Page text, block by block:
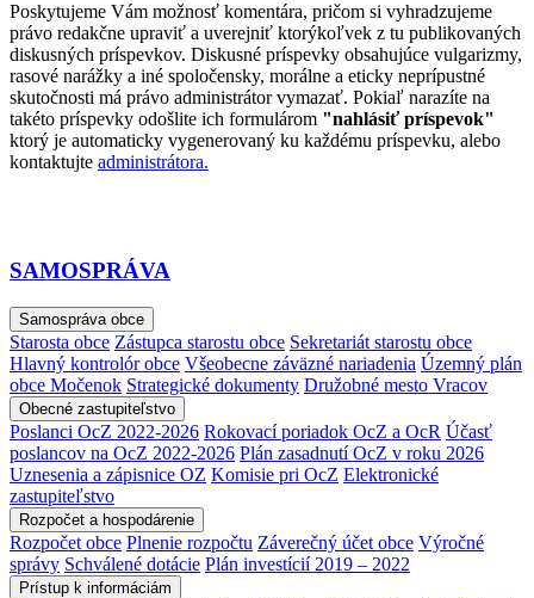
Poskytujeme Vám možnosť komentára, pričom si vyhradzujeme
právo redakčne upraviť a uverejniť ktorýkoľvek z tu publikovaných
diskusných príspevkov. Diskusné príspevky obsahujúce vulgarizmy,
rasové narážky a iné spoločensky, morálne a eticky neprípustné
skutočnosti má právo administrátor vymazať. Pokiaľ narazíte na
takéto príspevky odošlite ich formulárom "nahlásiť príspevok"
ktorý je automaticky vygenerovaný ku každému príspevku, alebo
kontaktujte administrátora.
SAMOSPRÁVA
Samospráva obce
Starosta obce Zástupca starostu obce Sekretariát starostu obce
Hlavný kontrolór obce Všeobecne záväzné nariadenia Územný plán
obce Močenok Strategické dokumenty Družobné mesto Vracov
Obecné zastupiteľstvo
Poslanci OcZ 2022-2026 Rokovací poriadok OcZ a OcR Účasť
poslancov na OcZ 2022-2026 Plán zasadnutí OcZ v roku 2026
Uznesenia a zápisnice OZ Komisie pri OcZ Elektronické
zastupiteľstvo
Rozpočet a hospodárenie
Rozpočet obce Plnenie rozpočtu Záverečný účet obce Výročné
správy Schválené dotácie Plán investícií 2019 – 2022
Prístup k informáciám